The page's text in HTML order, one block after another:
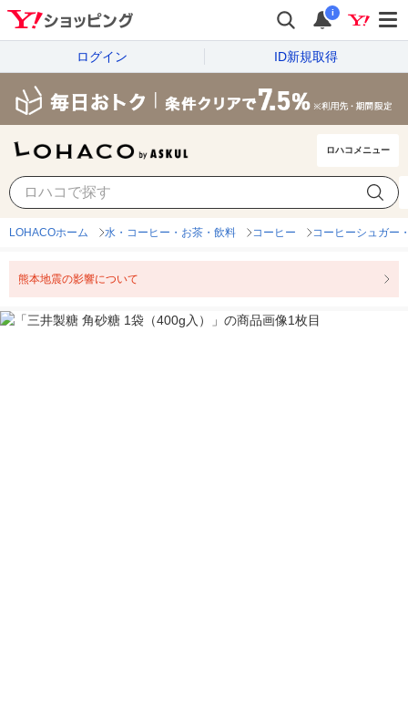
i
ログイン ID新規取得
ロハコメニュー
LOHACOホーム 水・コーヒー・お茶・飲料 コーヒー コーヒーシュガー
熊本地震の影響について